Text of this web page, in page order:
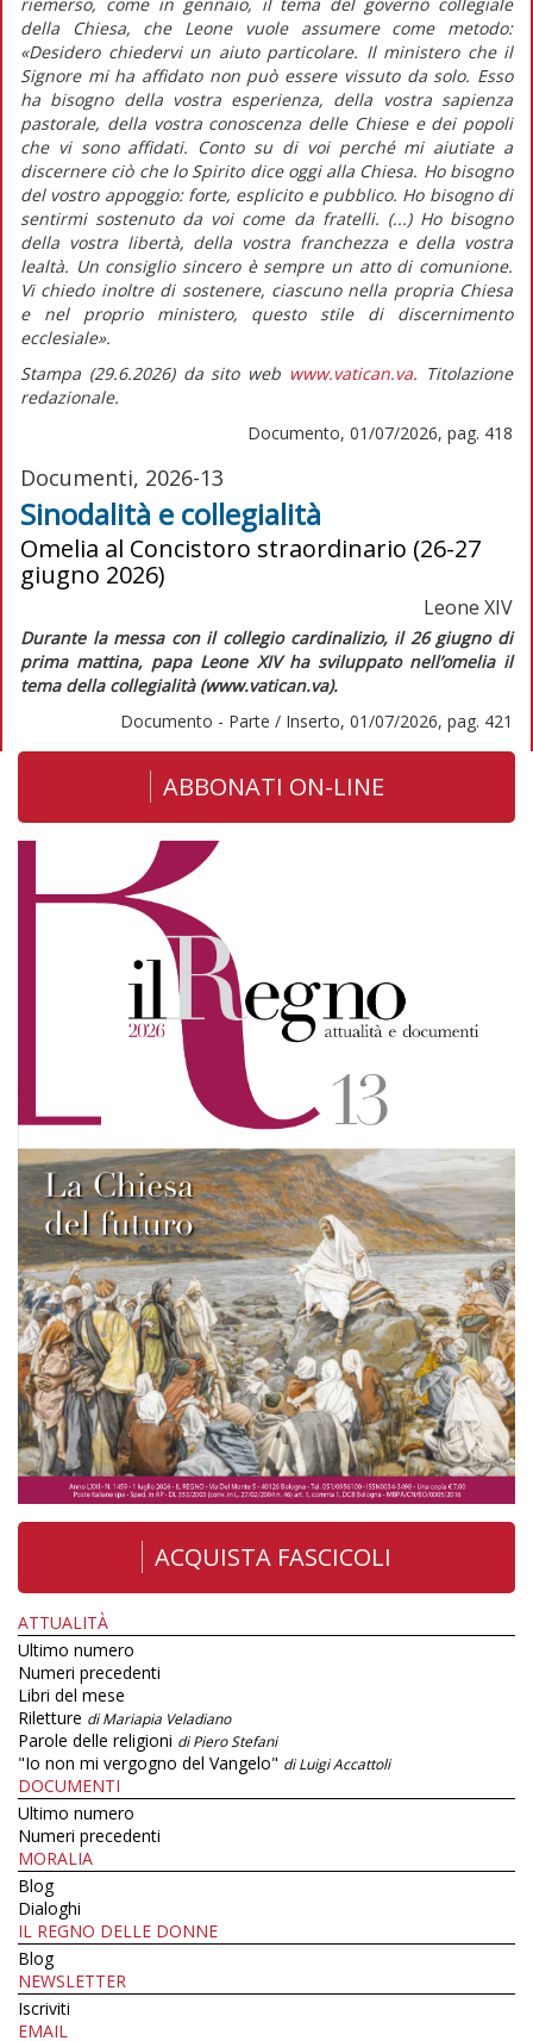
della Chiesa, che Leone vuole assumere come metodo:
«Desidero chiedervi un aiuto particolare. Il ministero che il
Signore mi ha affidato non può essere vissuto da solo. Esso
ha bisogno della vostra esperienza, della vostra sapienza
pastorale, della vostra conoscenza delle Chiese e dei popoli
che vi sono affidati. Conto su di voi perché mi aiutiate a
discernere ciò che lo Spirito dice oggi alla Chiesa. Ho bisogno
del vostro appoggio: forte, esplicito e pubblico. Ho bisogno di
sentirmi sostenuto da voi come da fratelli. (...) Ho bisogno
della vostra libertà, della vostra franchezza e della vostra
lealtà. Un consiglio sincero è sempre un atto di comunione.
Vi chiedo inoltre di sostenere, ciascuno nella propria Chiesa
e nel proprio ministero, questo stile di discernimento
ecclesiale».
Stampa (29.6.2026) da sito web www.vatican.va. Titolazione
redazionale.
Documento, 01/07/2026, pag. 418
Documenti, 2026-13
Sinodalità e collegialità
Omelia al Concistoro straordinario (26-27
giugno 2026)
Leone XIV
Durante la messa con il collegio cardinalizio, il 26 giugno di
prima mattina, papa Leone XIV ha sviluppato nell’omelia il
tema della collegialità (www.vatican.va).
Documento - Parte / Inserto, 01/07/2026, pag. 421
ABBONATI ON-LINE
ACQUISTA FASCICOLI
ATTUALITÀ
Ultimo numero
Numeri precedenti
Libri del mese
Riletture di Mariapia Veladiano
Parole delle religioni di Piero Stefani
"Io non mi vergogno del Vangelo" di Luigi Accattoli
DOCUMENTI
Ultimo numero
Numeri precedenti
MORALIA
Blog
Dialoghi
IL REGNO DELLE DONNE
Blog
NEWSLETTER
Iscriviti
EMAIL